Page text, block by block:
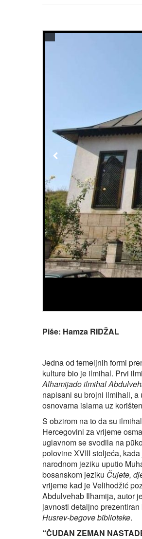
Piše: Hamza RIDŽAL
Jedna od temeljnih formi
kulture bio je ilmihal. Prvi
Alhamijado ilmihal
napisani su brojni ilmihali,
osnovama islama uz
S obzirom na to da su
Hercegovini za vrijeme
uglavnom se svodila na
polovine XVIII stoljeća,
narodnom jeziku uputio
bosanskom jeziku Čujete,
vrijeme kad je Velihodžić
Abdulvehab Ilhamija, autor
javnosti detaljno
Husrev-begove biblioteke.
“ČUDAN ZEMAN